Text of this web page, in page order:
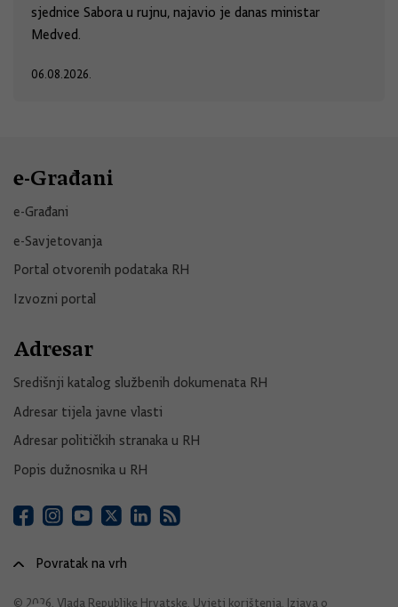
sjednice Sabora u rujnu, najavio je danas ministar
Medved.
06.08.2026.
e-Građani
e-Građani
e-Savjetovanja
Portal otvorenih podataka RH
Izvozni portal
Adresar
Središnji katalog službenih dokumenata RH
Adresar tijela javne vlasti
Adresar političkih stranaka u RH
Popis dužnosnika u RH
Povratak na vrh
© 2026. Vlada Republike Hrvatske. Uvjeti korištenja Izjava o